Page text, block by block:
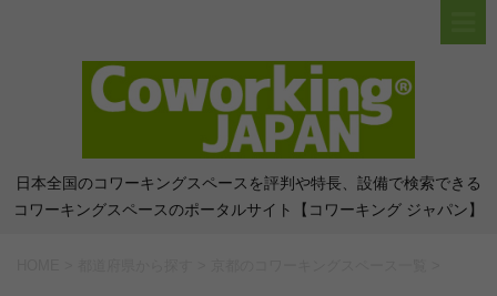
日本全国のコワーキングスペースを評判や特長、設備で検索できる
コワーキングスペースのポータルサイト【コワーキング ジャパン】